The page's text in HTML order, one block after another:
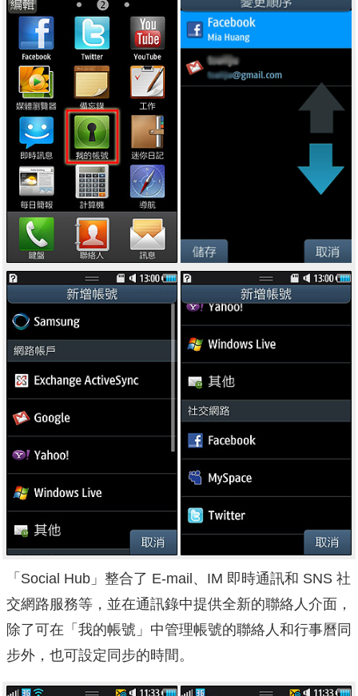
「Social Hub」整合了 E-mail、IM 即時通訊和 SNS 社
交網路服務等，並在通訊錄中提供全新的聯絡人介面，
除了可在「我的帳號」中管理帳號的聯絡人和行事曆同
步外，也可設定同步的時間。